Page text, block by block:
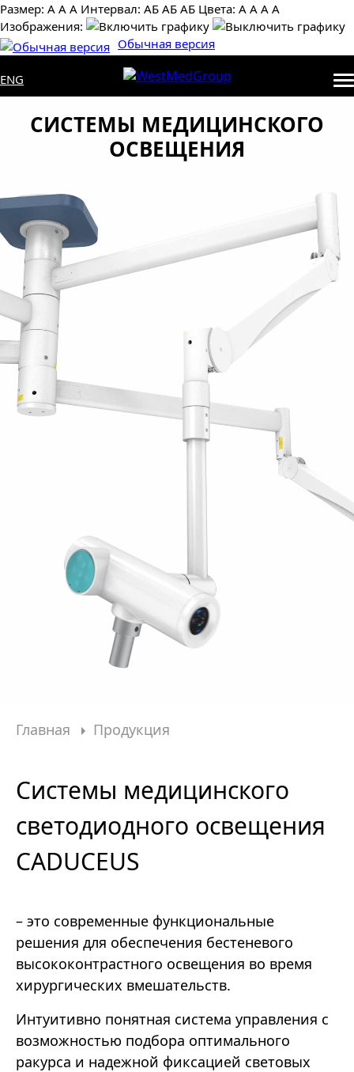
Размер: А А А Интервал: AБ АБ AБ Цвета: А А А А
Изображения:
Обычная версия
ENG
СИСТЕМЫ МЕДИЦИНСКОГО
ОСВЕЩЕНИЯ
Главная Продукция
Системы медицинского
светодиодного освещения
CADUCEUS
– это современные функциональные
решения для обеспечения бестеневого
высококонтрастного освещения во время
хирургических вмешательств.
Интуитивно понятная система управления с
возможностью подбора оптимального
ракурса и надежной фиксацией световых